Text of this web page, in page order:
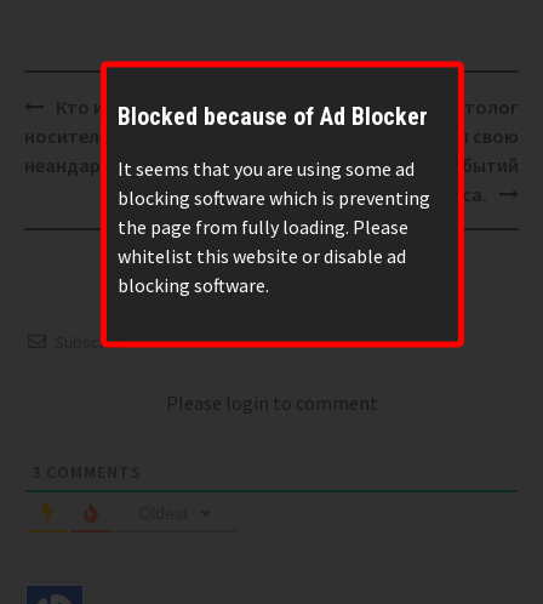
Post
navigation
Кто и зачем убивает
неандартальцев?
Мусульманский эсхатолог
трактовку событий
Апокалипсиса.
Subscribe
Please login to comment
Blocked because of Ad Blocker
It seems that you are using some ad
blocking software which is preventing
the page from fully loading. Please
whitelist this website or disable ad
blocking software.